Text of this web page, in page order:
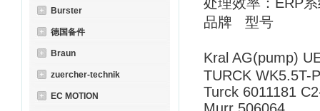
Burster
德国备件
Braun
zuercher-technik
EC MOTION
品牌 型号
Kral AG(pump)
TURCK WK5.5T-
Turck 6011181